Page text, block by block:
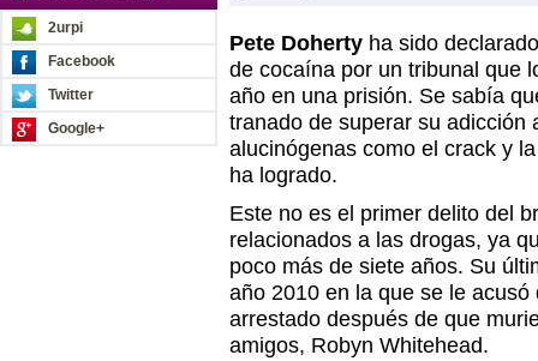
2urpi
Facebook
Twitter
Google+
Pete Doherty ha sido
de cocaína por un tribunal que
año en una prisión. Se sabía
tranado de superar su adicción
alucinógenas como el crack y
ha logrado.
Este no es el primer delito del
relacionados a las drogas, ya
poco más de siete años. Su
año 2010 en la que se le
arrestado después de que
amigos, Robyn Whitehead.